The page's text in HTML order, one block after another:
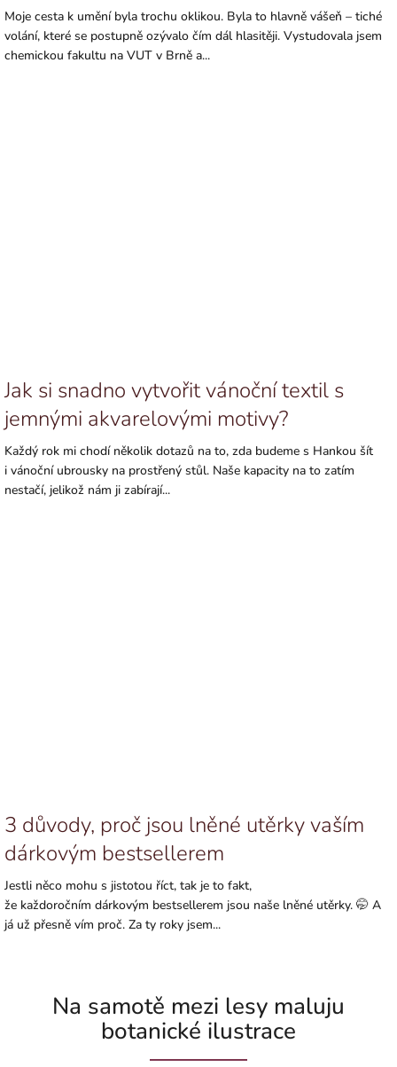
Moje cesta k umění byla trochu oklikou. Byla to hlavně vášeň – tiché
volání, které se postupně ozývalo čím dál hlasitěji. Vystudovala jsem
chemickou fakultu na VUT v Brně a...
Jak si snadno vytvořit vánoční textil s
jemnými akvarelovými motivy?
Každý rok mi chodí několik dotazů na to, zda budeme s Hankou šít
i vánoční ubrousky na prostřený stůl. Naše kapacity na to zatím
nestačí, jelikož nám ji zabírají...
3 důvody, proč jsou lněné utěrky vaším
dárkovým bestsellerem
Jestli něco mohu s jistotou říct, tak je to fakt,
že každoročním dárkovým bestsellerem jsou naše lněné utěrky. 🤭 A
já už přesně vím proč. Za ty roky jsem...
Na samotě mezi lesy maluju
botanické ilustrace